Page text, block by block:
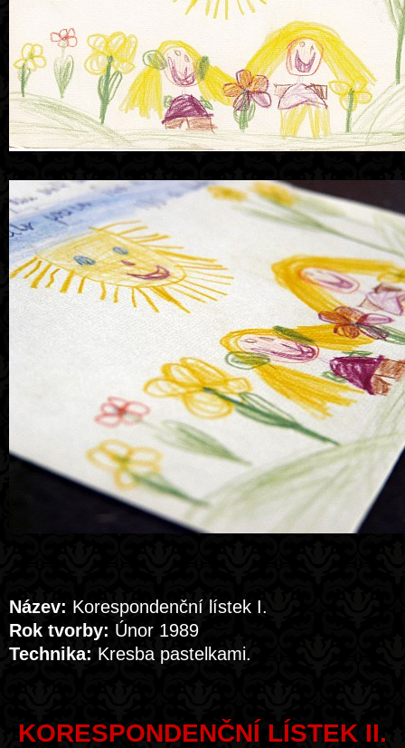
Název: Korespondenční lístek I.
Rok tvorby: Únor 1989
Technika: Kresba pastelkami.
KORESPONDENČNÍ LÍSTEK II.